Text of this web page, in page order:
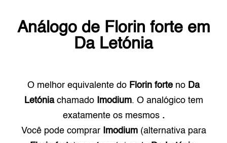
Análogo de Florin forteem
Da Letónia
O melhor equivalente do Florin forte no Da
Letóniachamado Imodium. O analógico tem
exatamente os mesmos .
Você pode comprar
Imodium(alternativa para